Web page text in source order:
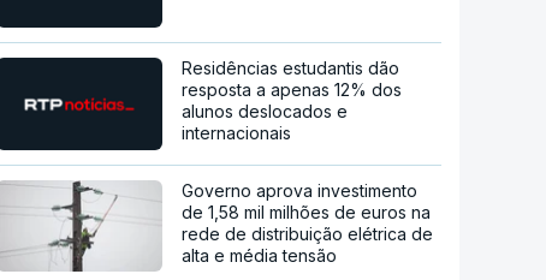
Residências estudantis dão
resposta a apenas 12% dos
alunos deslocados e
internacionais
Governo aprova investimento
de 1,58 mil milhões de euros na
rede de distribuição elétrica de
alta e média tensão